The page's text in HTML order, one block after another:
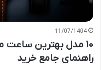
11/07/1404
۱۰ مدل بهترین ساعت
راهنمای جامع خرید